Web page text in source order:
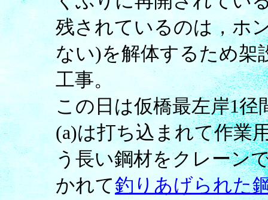
残されているのは，ホ
ない)を解体するため架
工事。
この日は仮橋最左岸1
(a)は打ち込まれて作業
う長い鋼材をクレーン
かれて釣りあげられた